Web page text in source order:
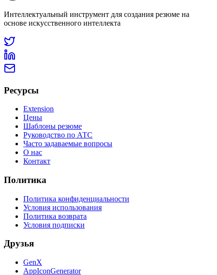
Интеллектуальный инструмент для создания резюме на
основе искусственного интеллекта
Ресурсы
Extension
Цены
Шаблоны резюме
Руководство по АТС
Часто задаваемые вопросы
О нас
Контакт
Политика
Политика конфиденциальности
Условия использования
Политика возврата
Условия подписки
Друзья
GenX
AppIconGenerator